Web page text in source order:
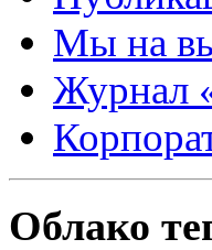
Мы на
Журнал
Облако